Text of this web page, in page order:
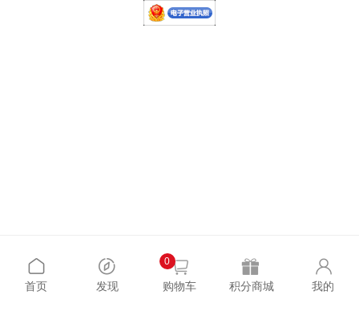
首页 发现
0
购物车 积分商城 我的